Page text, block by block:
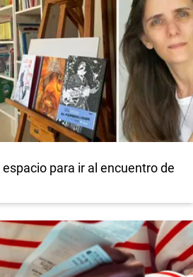
espacio para ir al encuentro de